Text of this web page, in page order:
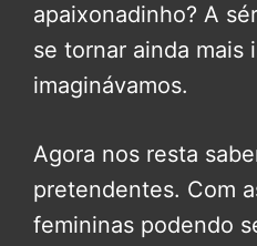
apaixonadinho? A
se tornar ainda mais
imaginávamos.
Agora nos resta
pretendentes. Com
femininas podendo